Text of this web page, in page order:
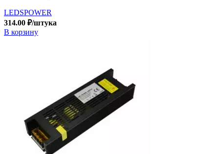
LEDSPOWER
314.00 ₽/штука
В корзину